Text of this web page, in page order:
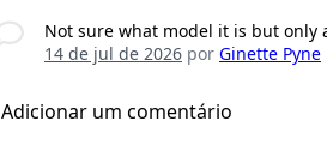
Not sure what model it is but only
14 de jul de 2026 porGinette Pyne
Adicionar um comentário